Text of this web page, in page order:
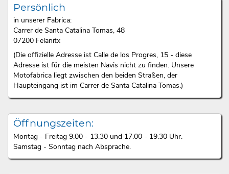
Persönlich
in unserer Fabrica:
Carrer de Santa Catalina Tomas, 48
07200 Felanitx
(Die offizielle Adresse ist Calle de los Progres, 15 - diese
Adresse ist für die meisten Navis nicht zu finden. Unsere
Motofabrica liegt zwischen den beiden Straßen, der
Haupteingang ist im Carrer de Santa Catalina Tomas.)
Öffnungszeiten:
Montag - Freitag 9.00 - 13.30 und 17.00 - 19.30 Uhr.
Samstag - Sonntag nach Absprache.